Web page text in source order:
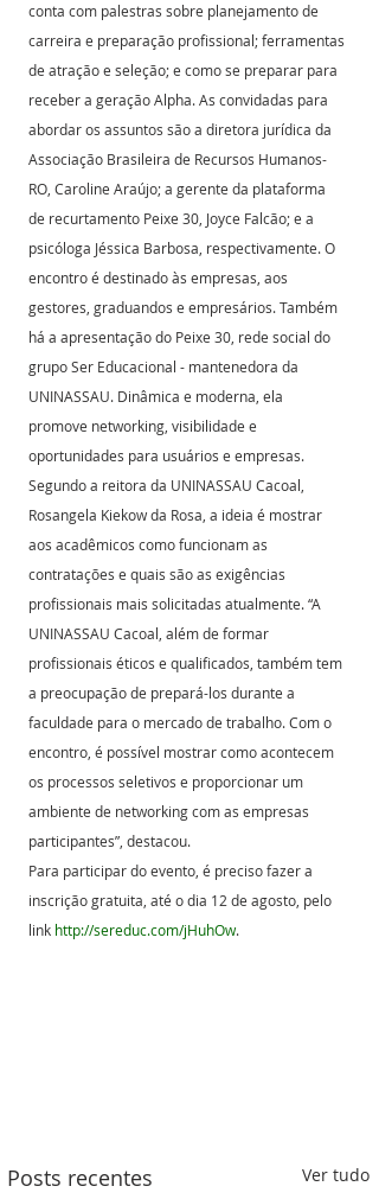
conta com palestras sobre planejamento de
carreira e preparação profissional; ferramentas
de atração e seleção; e como se preparar para
receber a geração Alpha. As convidadas para
abordar os assuntos são a diretora jurídica da
Associação Brasileira de Recursos Humanos-
RO, Caroline Araújo; a gerente da plataforma
de recurtamento Peixe 30, Joyce Falcão; e a
psicóloga Jéssica Barbosa, respectivamente. O
encontro é destinado às empresas, aos
gestores, graduandos e empresários. Também
há a apresentação do Peixe 30, rede social do
grupo Ser Educacional - mantenedora da
UNINASSAU. Dinâmica e moderna, ela
promove networking, visibilidade e
oportunidades para usuários e empresas.
Segundo a reitora da UNINASSAU Cacoal,
Rosangela Kiekow da Rosa, a ideia é mostrar
aos acadêmicos como funcionam as
contratações e quais são as exigências
profissionais mais solicitadas atualmente. “A
UNINASSAU Cacoal, além de formar
profissionais éticos e qualificados, também tem
a preocupação de prepará-los durante a
faculdade para o mercado de trabalho. Com o
encontro, é possível mostrar como acontecem
os processos seletivos e proporcionar um
ambiente de networking com as empresas
participantes”, destacou.
Para participar do evento, é preciso fazer a
inscrição gratuita, até o dia 12 de agosto, pelo
link http://sereduc.com/jHuhOw.
Posts recentes Ver tudo